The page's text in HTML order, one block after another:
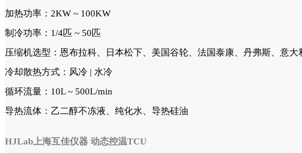
加热功率：2KW ~ 100KW
制冷功率：1/4匹 ~ 50匹
压缩机选型：恩布拉科、日本松下、美国谷轮、法国泰康、丹弗斯、意大
冷却散热方式：风冷 | 水冷
循环流量：10L ~ 500L/min
导热流体：乙二醇不冻液、纯化水、导热硅油
HJLab上海互佳仪器 动态控温TCU